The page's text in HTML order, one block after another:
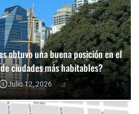
obtuvo una buena posición en el
ciudades más habitables?
Julio 12, 2026